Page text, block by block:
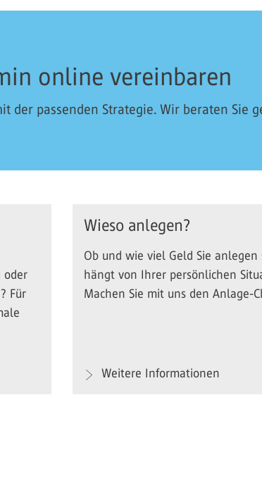
online vereinbaren
der passenden Strategie. Wir beraten Sie
oder
Für
Wieso anlegen?
Ob und wie viel Geld Sie anlegen
hängt von Ihrer persönlichen
Machen Sie mit uns den Anlage-
Weitere Informationen